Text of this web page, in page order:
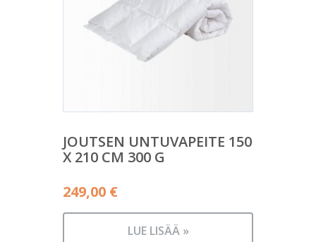
JOUTSEN UNTUVAPEITE 150
X 210 CM 300 G
249,00 €
LUE LISÄÄ »